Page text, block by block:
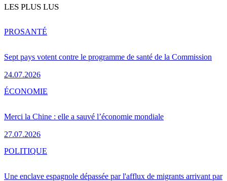
LES PLUS LUS
Sept pays votent contre le programme de santé de la Commission
24.07.2026
PROSANTÉ
Merci la Chine : elle a sauvé l’économie mondiale
27.07.2026
ÉCONOMIE
Une enclave espagnole dépassée par l'afflux de migrants arrivant par
POLITIQUE